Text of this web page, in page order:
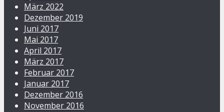
März 2022
Dezember 2019
Juni 2017
Mai 2017
April 2017
März 2017
Februar 2017
Januar 2017
Dezember 2016
November 2016